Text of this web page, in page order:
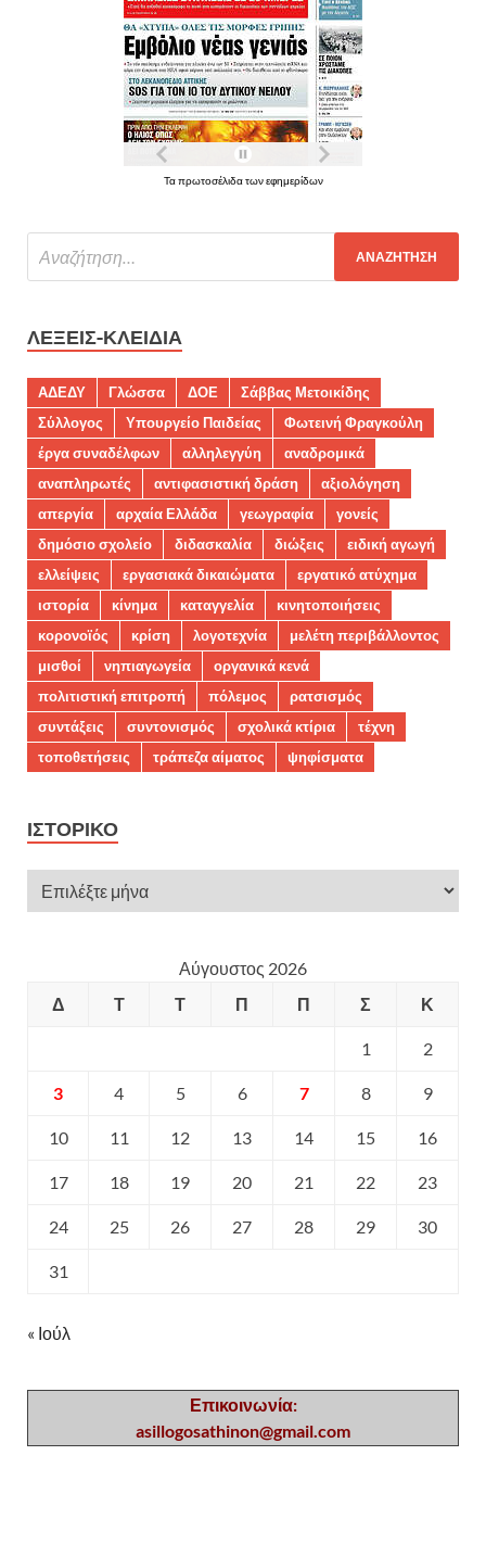
Τα πρωτοσέλιδα των εφημερίδων
ΛΈΞΕΙΣ-ΚΛΕΙΔΙΆ
ΑΔΕΔΥ Γλώσσα ΔΟΕ
Σάββας Μετοικίδης
Σύλλογος
Υπουργείο Παιδείας
Φωτεινή Φραγκούλη
έργα συναδέλφων
αλληλεγγύη
αναδρομικά
αναπληρωτές
αντιφασιστική δράση
αξιολόγηση
απεργία
αρχαία Ελλάδα γεωγραφία
γονείς
δημόσιο σχολείο
διδασκαλία διώξεις
ειδική αγωγή
ελλείψεις
εργασιακά δικαιώματα
εργατικό ατύχημα
ιστορία
κίνημα καταγγελία
κινητοποιήσεις
κορονοϊός
κρίση λογοτεχνία
μελέτη περιβάλλοντος
μισθοί
νηπιαγωγεία
οργανικά κενά
πολιτιστική επιτροπή
πόλεμος
ρατσισμός
συντάξεις
συντονισμός σχολικά κτίρια
τέχνη
τοποθετήσεις
τράπεζα αίματος ψηφίσματα
ΙΣΤΟΡΙΚΌ
Αύγουστος 2026
Δ
Τ Τ Π Π Σ Κ
1 2
3 4 5 6 7 8 9
10 11 12 13 14 15 16
17 18 19 20 21 22 23
24 25 26 27 28 29 30
31
« Ιούλ
Επικοινωνία:
asillogosathinon@gmail.com